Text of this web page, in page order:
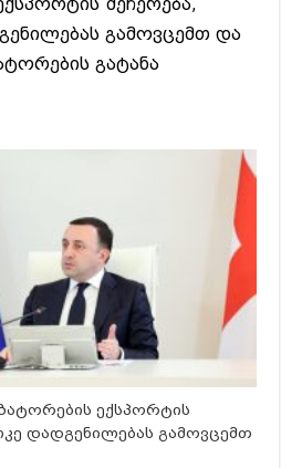
შეჩერება,
გამოვცემთ და
გატანა
ექსპორტის
დადგენილებას გამოვცემთ